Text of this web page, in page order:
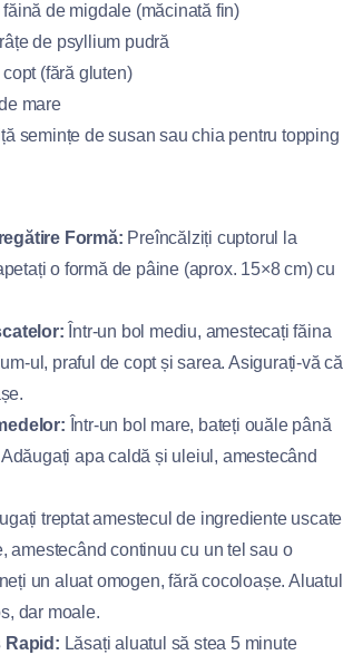
de migdale (măcinată fin)
de psyllium pudră
(fără gluten)
mare
semințe de susan sau chia pentru topping
Formă: Preîncălziți cuptorul la
o formă de pâine (aprox. 15×8 cm) cu
Într-un bol mediu, amestecați făina
ul, praful de copt și sarea. Asigurați-vă că
Într-un bol mare, bateți ouăle până
apa caldă și uleiul, amestecând
treptat amestecul de ingrediente uscate
amestecând continuu cu un tel sau o
un aluat omogen, fără cocoloașe. Aluatul
dar moale.
Rapid: Lăsați aluatul să stea 5 minute